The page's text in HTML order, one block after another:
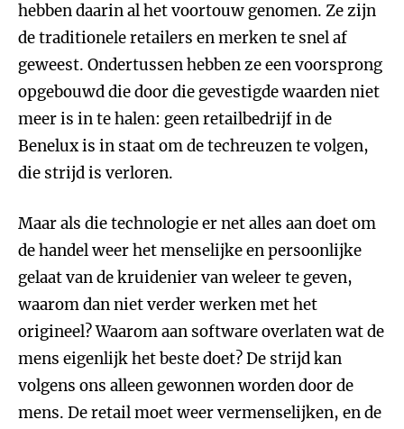
hebben daarin al het voortouw genomen. Ze zijn
de traditionele retailers en merken te snel af
geweest. Ondertussen hebben ze een voorsprong
opgebouwd die door die gevestigde waarden niet
meer is in te halen: geen retailbedrijf in de
Benelux is in staat om de techreuzen te volgen,
die strijd is verloren.
Maar als die technologie er net alles aan doet om
de handel weer het menselijke en persoonlijke
gelaat van de kruidenier van weleer te geven,
waarom dan niet verder werken met het
origineel? Waarom aan software overlaten wat de
mens eigenlijk het beste doet? De strijd kan
volgens ons alleen gewonnen worden door de
mens. De retail moet weer vermenselijken, en de